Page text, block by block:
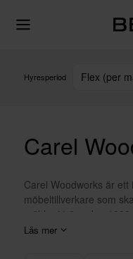
Hyresperiod Flex (per
Carel
Carel Woodworks är
möbeltillverkare som
möbler i trä sedan
minutiöst utformad
Läs mer